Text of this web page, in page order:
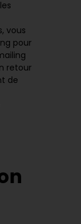
vous
pour
retour
de